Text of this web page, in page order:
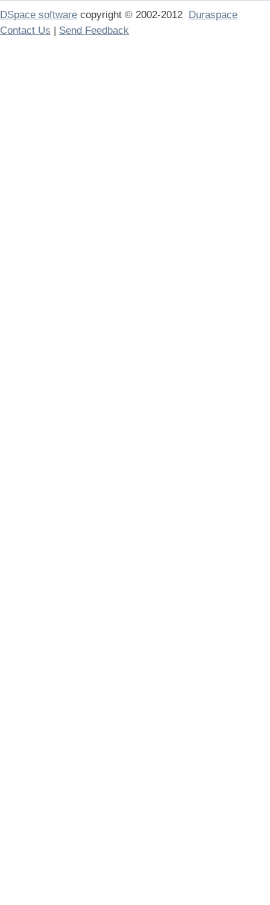
DSpace software copyright © 2002-2012 Duraspace
Contact Us | Send Feedback